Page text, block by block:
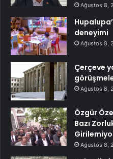
Ağustos 8,
deneyimi
Ağustos 8,
Çerçeve
Ağustos 8,
Özgür
Bazı
Ağustos 8,